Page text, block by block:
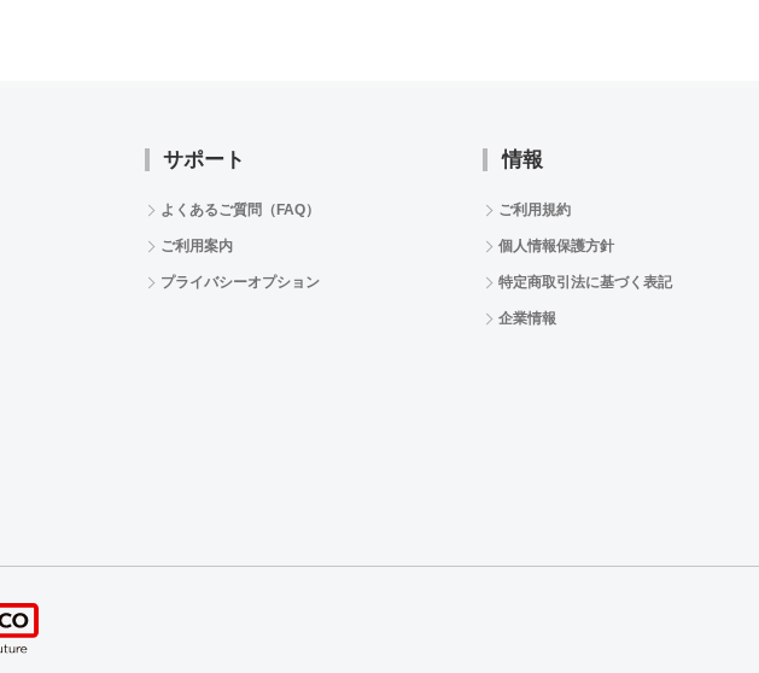
サポート
よくあるご質問（FAQ）
ご利用案内
プライバシーオプション
情報
ご利用規約
個人情報保護方針
特定商取引法に基づく表記
企業情報